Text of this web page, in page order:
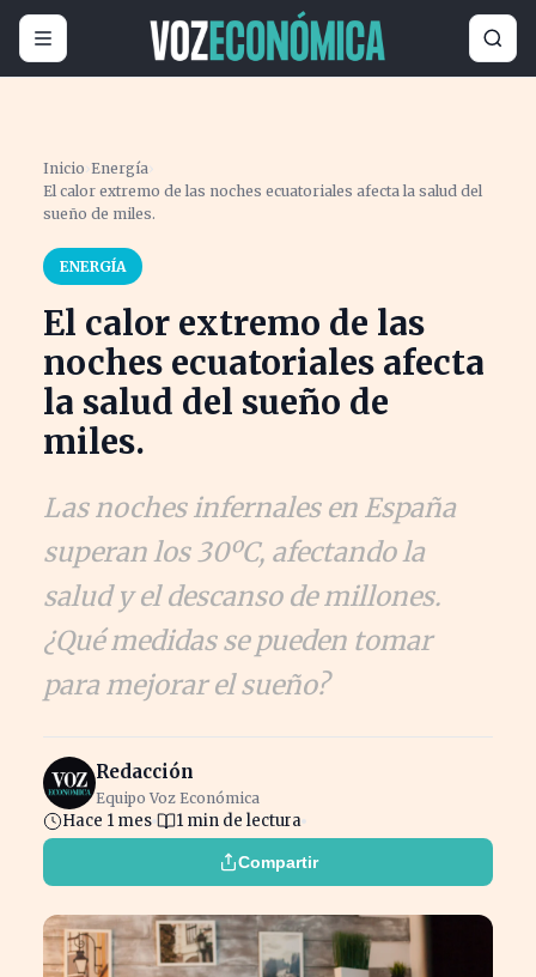
Inicio ›Energía›
El calor extremo de las noches ecuatoriales afecta la salud del
sueño de miles.
ENERGÍA
El calor extremo de las
noches ecuatoriales afecta
la salud del sueño de
miles.
Las noches infernales en España
superan los 30ºC, afectando la
salud y el descanso de millones.
¿Qué medidas se pueden tomar
para mejorar el sueño?
Redacción
Equipo Voz Económica
Hace 1 mes 1 min de lectura
Compartir